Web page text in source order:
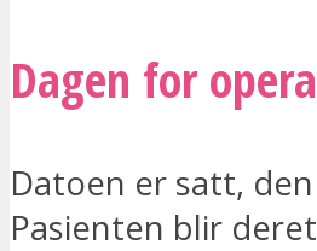
Dagen for
Datoen er satt,
Pasienten blir